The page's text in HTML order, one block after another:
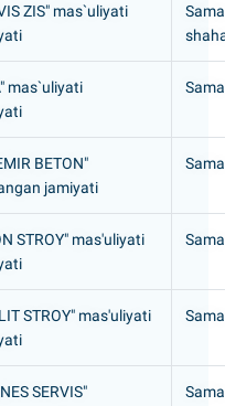
ZIS" mas`uliyati
mas`uliyati
BETON"
jamiyati
STROY" mas'uliyati
STROY" mas'uliyati
SERVIS"